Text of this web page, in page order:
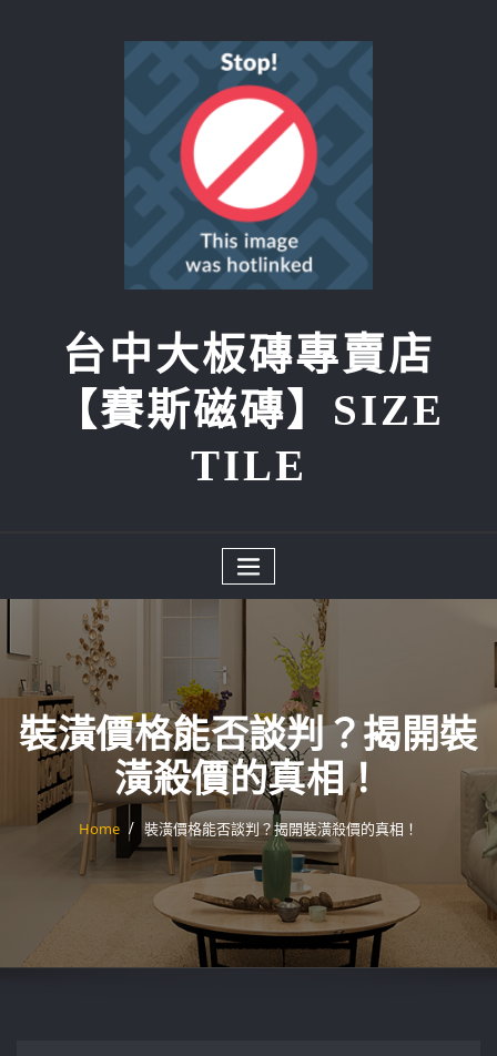
台中大板磚專賣店
【賽斯磁磚】SIZE
TILE
裝潢價格能否談判？揭開裝
潢殺價的真相！
Home 裝潢價格能否談判？揭開裝潢殺價的真相！